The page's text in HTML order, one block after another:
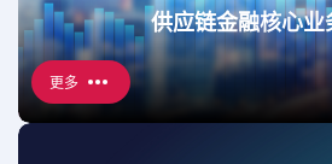
供应链金融核心业
更多